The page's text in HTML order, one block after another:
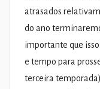
atrasados
do ano
importante que
e tempo para
terceira